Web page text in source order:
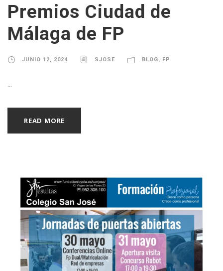
Premios Ciudad de
Málaga de FP
JUNIO 12, 2024 SJOSE BLOG, FP
...
READ MORE